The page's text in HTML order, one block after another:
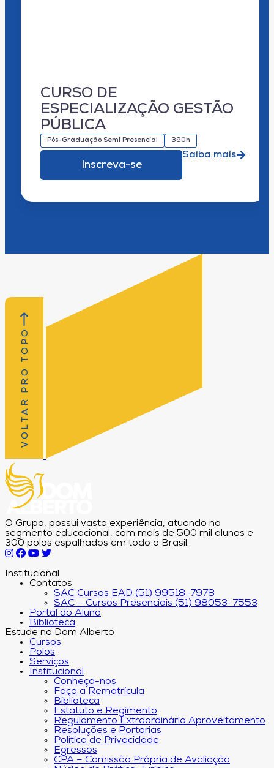
CURSO DE
ESPECIALIZAÇÃO GESTÃO
PÚBLICA
Pós-Graduação Semi Presencial 390h
Inscreva-se
Saiba mais
VOLTAR PRO TOPO
O Grupo, possui vasta experiência, atuando no
segmento educacional, com mais de 500 mil alunos e
300 polos espalhados em todo o Brasil.
Institucional
Contatos
SAC Cursos EAD (51) 99518-7978
SAC – Cursos Presenciais (51) 98053-7553
Portal do Aluno
Biblioteca
Estude na Dom Alberto
Cursos
Polos
Serviços
Institucional
Conheça-nos
Faça a Rematrícula
Biblioteca
Estatuto e Regimento
Regulamento Extraordinário Aproveitamento
Resoluções e Portarias
Política de Privacidade
Egressos
CPA – Comissão Própria de Avaliação